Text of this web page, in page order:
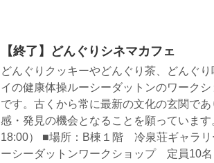
【終了】どんぐりシネマカフェ
どんぐりクッキーやどんぐり茶、どんぐ
イの健康体操ルーシーダットンのワーク
です。古くから常に最新の文化の玄関で
感・発見の機会となることを願っていま
18:00） ■場所：B棟１階 冷泉荘ギャラ
ーシーダットンワークショップ 定員10